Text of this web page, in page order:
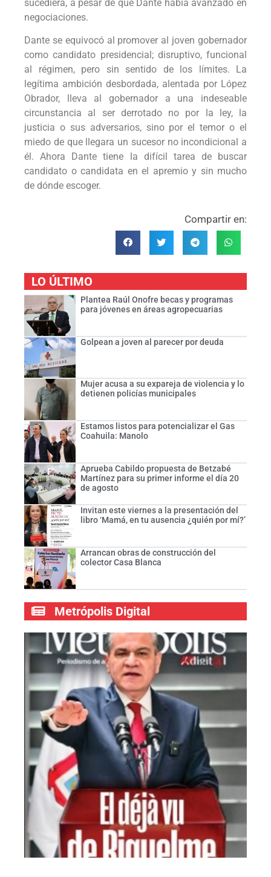
sucediera, a pesar de que Dante había avanzado en
negociaciones.
Dante se equivocó al promover al joven gobernador
como candidato presidencial; disruptivo, funcional
al régimen, pero sin sentido de los límites. La
legítima ambición desbordada, alentada por López
Obrador, lleva al gobernador a una indeseable
circunstancia al ser derrotado no por la ley, la
justicia o sus adversarios, sino por el temor o el
miedo de que llegara un sucesor no incondicional a
él. Ahora Dante tiene la difícil tarea de buscar
candidato o candidata en el apremio y sin mucho
de dónde escoger.
Compartir en:
LO ÚLTIMO
Plantea Raúl Onofre becas y programas
para jóvenes en áreas agropecuarias
Golpean a joven al parecer por deuda
Mujer acusa a su expareja de violencia y lo
detienen policías municipales
Estamos listos para potencializar el Gas
Coahuila: Manolo
Aprueba Cabildo propuesta de Betzabé
Martínez para su primer informe el día 20
de agosto
Invitan este viernes a la presentación del
libro ‘Mamá, en tu ausencia ¿quién por mí?’
Arrancan obras de construcción del
colector Casa Blanca
Metrópolis Digital